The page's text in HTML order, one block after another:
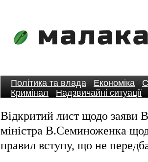
Політика та влада Економіка
Кримінал
Надзвичайні ситуації
Відкритий лист щодо заяви
міністра В.Семиноженка
правил вступу, що не